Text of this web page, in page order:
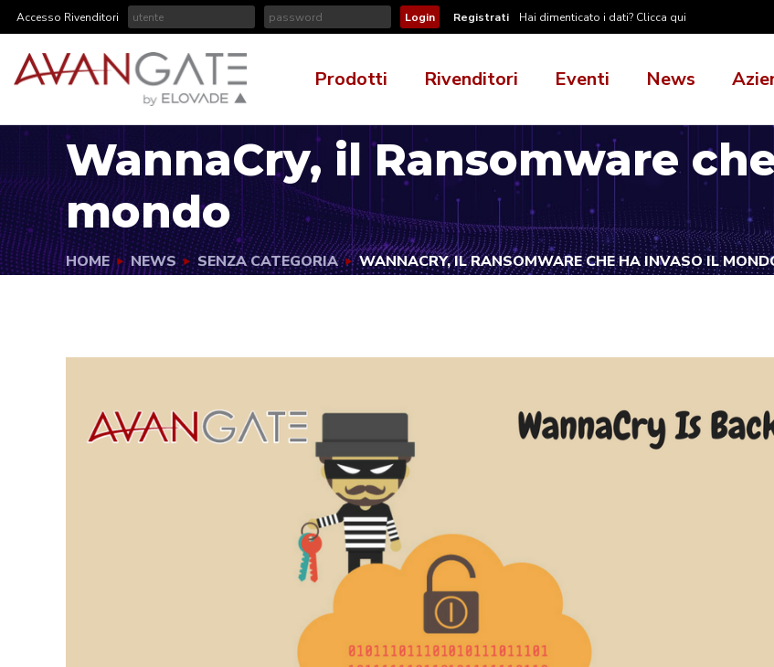
Accesso Rivenditori Registrati Hai dimenticato i dati? Clicca qui
Prodotti Rivenditori Eventi News
WannaCry, il Ransomware
mondo
HOME NEWS SENZA CATEGORIA WANNACRY, IL RANSOMWARE CHE HA INVASO IL